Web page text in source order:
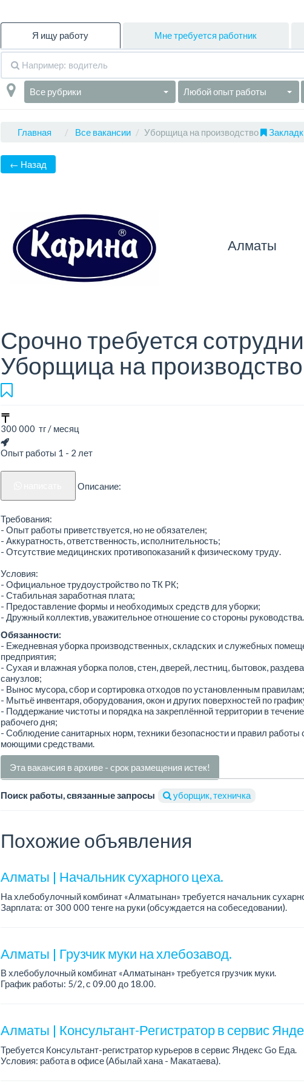
Я ищу работу Мне требуется работник
Все рубрики Любой опыт работы
Главная Все вакансии Уборщица на производство
← Назад
Алматы
Срочно требуется
Уборщица на производство
300 000 тг / месяц
Опыт работы 1 - 2 лет
Описание:
Требования:
- Опыт работы приветствуется, но не обязателен;
- Аккуратность, ответственность, исполнительность;
- Отсутствие медицинских противопоказаний к физическому труду.
Условия:
- Официальное трудоустройство по ТК РК;
- Стабильная заработная плата;
- Предоставление формы и необходимых средств для уборки;
- Дружный коллектив, уважительное отношение со стороны руководства.
Обязанности:
- Ежедневная уборка производственных, складских и служебных
предприятия;
- Сухая и влажная уборка полов, стен, дверей, лестниц, бытовок,
санузлов;
- Вынос мусора, сбор и сортировка отходов по установленным правилам;
- Мытьё инвентаря, оборудования, окон и других поверхностей по
- Поддержание чистоты и порядка на закреплённой территории в течение
рабочего дня;
- Соблюдение санитарных норм, техники безопасности и правил работы
моющими средствами.
Эта вакансия в архиве - срок размещения истек!
Поиск работы, связанные запросы уборщик, техничка
Похожие объявления
Алматы | Начальник сухарного цеха.
На хлебобулочный комбинат «Алматынан» требуется начальник
Зарплата: от 300 000 тенге на руки (обсуждается на собеседовании).
Алматы | Грузчик муки на хлебозавод.
В хлебобулочный комбинат «Алматынан» требуется грузчик муки.
График работы: 5/2, с 09.00 до 18.00.
Алматы | Консультант-Регистратор в сервис
Требуется Консультант-регистратор курьеров в сервис Яндекс Go Еда.
Условия: работа в офисе (Абылай хана - Макатаева).